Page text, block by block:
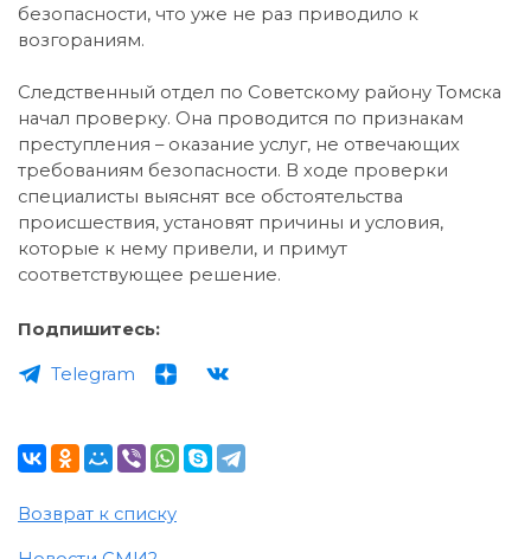
безопасности, что уже не раз приводило к
возгораниям.
Следственный отдел по Советскому району Томска
начал проверку. Она проводится по признакам
преступления – оказание услуг, не отвечающих
требованиям безопасности. В ходе проверки
специалисты выяснят все обстоятельства
происшествия, установят причины и условия,
которые к нему привели, и примут
соответствующее решение.
Подпишитесь:
Telegram
Возврат к списку